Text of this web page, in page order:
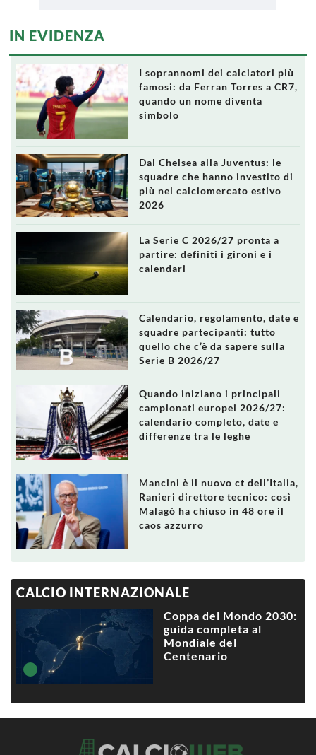
IN EVIDENZA
I soprannomi dei calciatori più
famosi: da Ferran Torres a CR7,
quando un nome diventa
simbolo
Dal Chelsea alla Juventus: le
squadre che hanno investito di
più nel calciomercato estivo
2026
La Serie C 2026/27 pronta a
partire: definiti i gironi e i
calendari
Calendario, regolamento, date e
squadre partecipanti: tutto
quello che c’è da sapere sulla
Serie B 2026/27
Quando iniziano i principali
campionati europei 2026/27:
calendario completo, date e
differenze tra le leghe
Mancini è il nuovo ct dell’Italia,
Ranieri direttore tecnico: così
Malagò ha chiuso in 48 ore il
caos azzurro
CALCIO INTERNAZIONALE
Coppa del Mondo 2030:
guida completa al
Mondiale del
Centenario